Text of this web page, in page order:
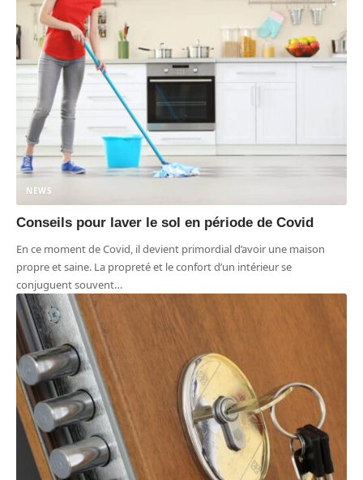
NEWS
Conseils pour laver le sol en période de Covid
En ce moment de Covid, il devient primordial d’avoir une maison
propre et saine. La propreté et le confort d’un intérieur se
conjuguent souvent…